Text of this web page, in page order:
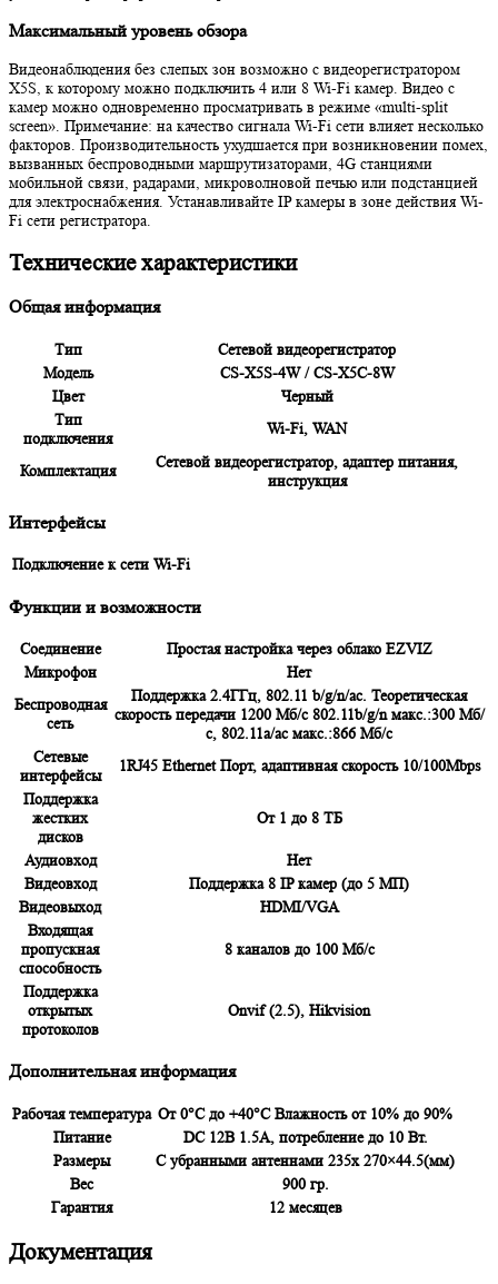
Максимальный уровень обзора
Видеонаблюдения без слепых зон возможно с видеорегистратором
X5S, к которому можно подключить 4 или 8 Wi-Fi камер. Видео с
камер можно одновременно просматривать в режиме «multi-split
screen». Примечание: на качество сигнала Wi-Fi сети влияет несколько
факторов. Производительность ухудшается при возникновении помех,
вызванных беспроводными маршрутизаторами, 4G станциями
мобильной связи, радарами, микроволновой печью или подстанцией
для электроснабжения. Устанавливайте IP камеры в зоне действия Wi-
Fi сети регистратора.
Технические характеристики
Общая информация
Тип
Сетевой видеорегистратор
Модель
CS-X5S-4W / CS-X5C-8W
Цвет
Черный
Тип
подключения
Wi-Fi, WAN
Комплектация
Сетевой видеорегистратор, адаптер питания,
инструкция
Интерфейсы
Подключение к сети Wi-Fi
Функции и возможности
Соединение
Простая настройка через облако EZVIZ
Микрофoн
Нет
Беспроводная
сеть
Поддержка 2.4ГГц, 802.11 b/g/n/ас. Теоретическая
скорость передачи 1200 Мб/с 802.11b/g/n макс.:300 Мб/
с, 802.11a/ac макс.:866 Мб/с
Сетевые
интеpфейсы
1RJ45 Ethernet Порт, адаптивная скорость 10/100Mbps
Поддержка
жестких
дисков
От 1 до 8 ТБ
Аудиовхoд
Нет
Видеовхoд
Поддержка 8 IP камер (до 5 МП)
Видеовыхoд
HDMI/VGA
Входящая
пропускная
способнoсть
8 каналов до 100 Мб/с
Поддержка
открытых
протоколoв
Onvif (2.5), Hikvision
Дополнительная информация
Рабочая температура От 0°C до +40°C Влажность от 10% до 90%
Питание
DC 12В 1.5A, потребление до 10 Вт.
Размеры
С убранными антеннами 235x 270×44.5(мм)
Вес
900 гр.
Гарантия
12 месяцев
Документация